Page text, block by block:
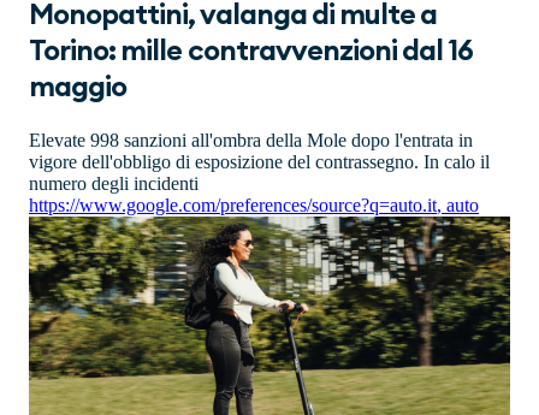
Monopattini, valanga di multe a
Torino: mille contravvenzioni dal 16
maggio
Elevate 998 sanzioni all'ombra della Mole dopo l'entrata in
vigore dell'obbligo di esposizione del contrassegno. In calo il
numero degli incidenti
https://www.google.com/preferences/source?q=auto.it, auto